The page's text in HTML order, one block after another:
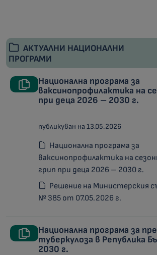
АКТУАЛНИ НАЦИОНАЛНИ
ПРОГРАМИ
Национална програма за
ваксинопрофилактика на
при деца 2026 – 2030 г.
публикуван на 13.05.2026
Национална програма за
ваксинопрофилактика на
грип при деца 2026 – 2030 г.
Решение на Министерския
№ 385 от 07.05.2026 г.
Национална програма за
туберкулоза в Република
2030 г.